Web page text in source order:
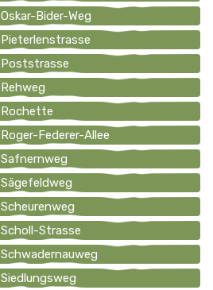
Oskar-Bider-Weg
Pieterlenstrasse
Poststrasse
Rehweg
Rochette
Roger-Federer-Allee
Safnernweg
Sägefeldweg
Scheurenweg
Scholl-Strasse
Schwadernauweg
Siedlungsweg